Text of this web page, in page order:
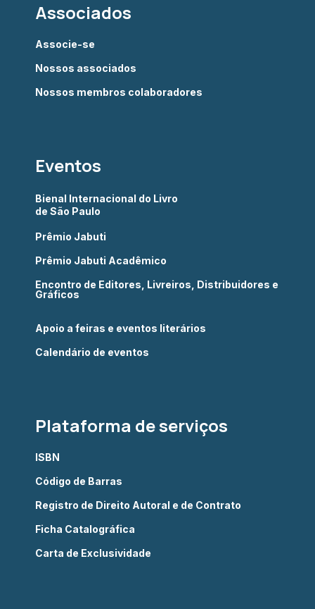
Associados
Associe-se
Nossos associados
Nossos membros colaboradores
Eventos
Bienal Internacional do Livro
de São Paulo
Prêmio Jabuti
Prêmio Jabuti Acadêmico
Encontro de Editores, Livreiros, Distribuidores e
Gráficos
Apoio a feiras e eventos literários
Calendário de eventos
Plataforma de serviços
ISBN
Código de Barras
Registro de Direito Autoral e de Contrato
Ficha Catalográfica
Carta de Exclusividade